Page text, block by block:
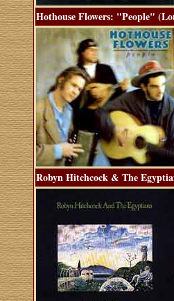
Hothouse Flowers: "People"
Robyn Hitchcock & The